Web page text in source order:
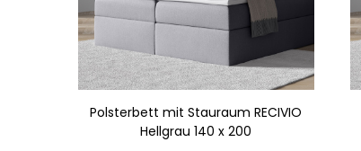
Polsterbett mit Stauraum RECIVIO
Hellgrau 140 x 200